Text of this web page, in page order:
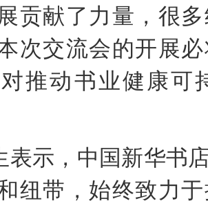
贡献了力量，很
次交流会的开展
推动书业健康可
表示，中国新华书
纽带，始终致力